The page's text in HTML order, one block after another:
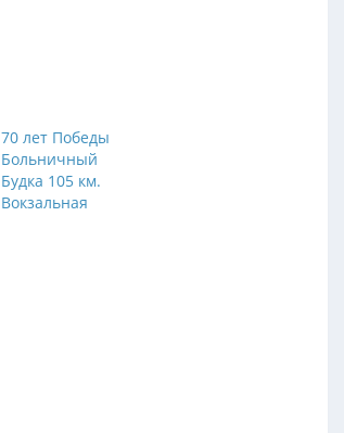
70 лет Победы
Больничный
Будка 105 км.
Вокзальная